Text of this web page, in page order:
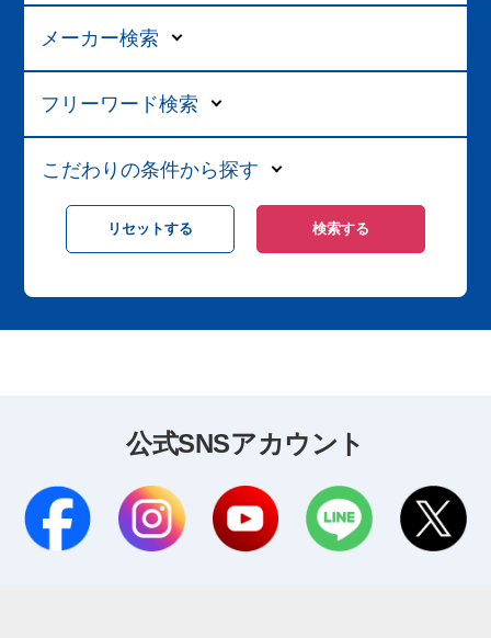
メーカー検索
フリーワード検索
こだわりの条件から探す
公式SNSアカウント